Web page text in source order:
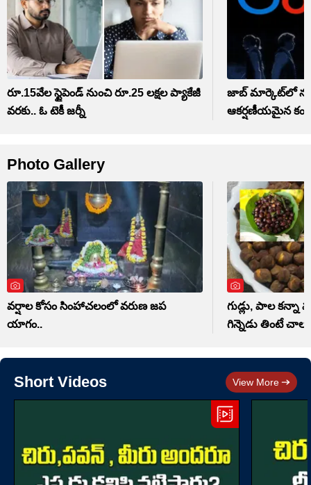
రూ.15వేల స్టైపెండ్ నుంచి రూ.25 లక్షల ప్యాకేజీ
వరకు.. ఓ టెకీ జర్నీ
జాబ్ మార్కెట్‌లో నయా
ఆకర్షణీయమైన
Photo Gallery
వర్షాల కోసం సింహాచలంలో వరుణ జప
యాగం..
గుడ్లు, పాల కన్నా
గిన్నెడు తింటే చాలు
Short Videos View More